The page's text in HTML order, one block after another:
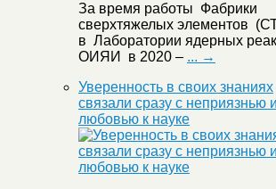
За время работы Фабрики
сверхтяжелых элементов
в Лаборатории ядерных
ОИЯИ в 2020 – ... →
Уверенность в своих знаниях
связали сразу с неприязнью и
любовью к науке